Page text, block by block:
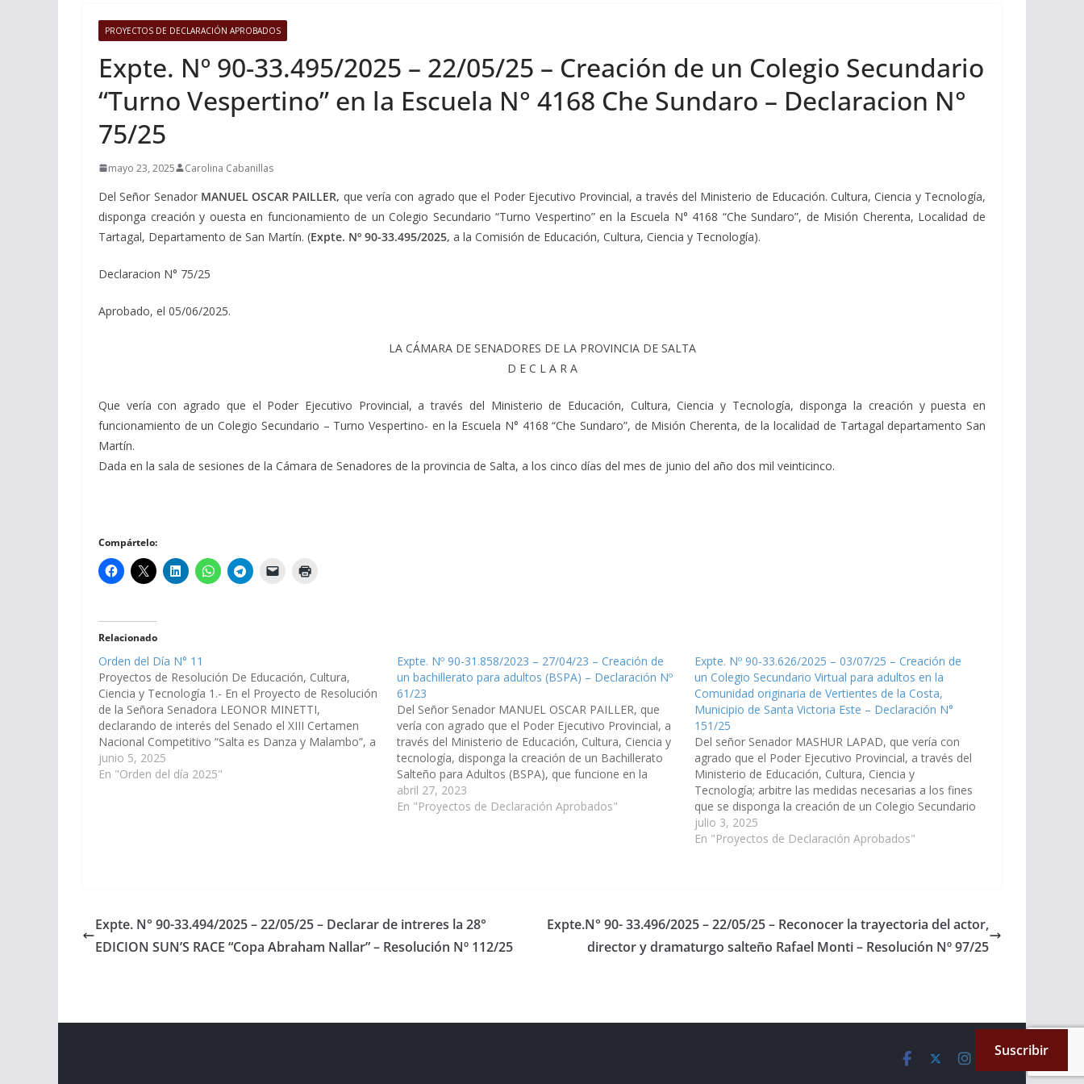
PROYECTOS DE DECLARACIÓN APROBADOS
Expte. Nº 90-33.495/2025 – 22/05/25 – Creación de un Colegio Secundario
“Turno Vespertino” en la Escuela N° 4168 Che Sundaro – Declaracion N°
75/25
mayo 23, 2025 Carolina Cabanillas
Del Señor Senador MANUEL OSCAR PAILLER, que vería con agrado que el Poder Ejecutivo Provincial, a través del Ministerio de Educación. Cultura, Ciencia y Tecnología,
disponga creación y ouesta en funcionamiento de un Colegio Secundario “Turno Vespertino” en la Escuela N° 4168 “Che Sundaro”, de Misión Cherenta, Localidad de
Tartagal, Departamento de San Martín. (Expte. Nº 90-33.495/2025, a la Comisión de Educación, Cultura, Ciencia y Tecnología).
Declaracion N° 75/25
Aprobado, el 05/06/2025.
LA CÁMARA DE SENADORES DE LA PROVINCIA DE SALTA
D E C L A R A
Que vería con agrado que el Poder Ejecutivo Provincial, a través del Ministerio de Educación, Cultura, Ciencia y Tecnología, disponga la creación y puesta en
funcionamiento de un Colegio Secundario – Turno Vespertino- en la Escuela N° 4168 “Che Sundaro”, de Misión Cherenta, de la localidad de Tartagal departamento San
Martín.
Dada en la sala de sesiones de la Cámara de Senadores de la provincia de Salta, a los cinco días del mes de junio del año dos mil veinticinco.
Compártelo:
Relacionado
Orden del Día N° 11
Proyectos de Resolución De Educación, Cultura,
Ciencia y Tecnología 1.- En el Proyecto de Resolución
de la Señora Senadora LEONOR MINETTI,
declarando de interés del Senado el XIII Certamen
Nacional Competitivo “Salta es Danza y Malambo”, a
desarrollarse el día 14 de junio del corriente año en el
Centro de…
junio 5, 2025
En "Orden del día 2025"
Expte. Nº 90-31.858/2023 – 27/04/23 – Creación de
un bachillerato para adultos (BSPA) – Declaración Nº
61/23
Del Señor Senador MANUEL OSCAR PAILLER, que
vería con agrado que el Poder Ejecutivo Provincial, a
través del Ministerio de Educación, Cultura, Ciencia y
tecnología, disponga la creación de un Bachillerato
Salteño para Adultos (BSPA), que funcione en la
Escuela Nº 4528, ubicada en Misión Chaqueña,
Municipio de Embarcación, Dpto.…
abril 27, 2023
En "Proyectos de Declaración Aprobados"
Expte. Nº 90-33.626/2025 – 03/07/25 – Creación de
un Colegio Secundario Virtual para adultos en la
Comunidad originaria de Vertientes de la Costa,
Municipio de Santa Victoria Este – Declaración N°
151/25
Del señor Senador MASHUR LAPAD, que vería con
agrado que el Poder Ejecutivo Provincial, a través del
Ministerio de Educación, Cultura, Ciencia y
Tecnología; arbitre las medidas necesarias a los fines
que se disponga la creación de un Colegio Secundario
Virtual para adultos en la Comunidad originaria de
Vertientes de…
julio 3, 2025
En "Proyectos de Declaración Aprobados"
Expte. N° 90-33.494/2025 – 22/05/25 – Declarar de intreres la 28°
EDICION SUN’S RACE “Copa Abraham Nallar” – Resolución Nº 112/25
Expte.N° 90- 33.496/2025 – 22/05/25 – Reconocer la trayectoria del actor,
director y dramaturgo salteño Rafael Monti – Resolución Nº 97/25
Suscribir